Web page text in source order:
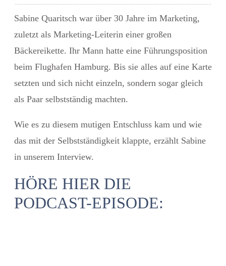
Sabine Quaritsch war über 30 Jahre im Marketing,
zuletzt als Marketing-Leiterin einer großen
Bäckereikette. Ihr Mann hatte eine Führungsposition
beim Flughafen Hamburg. Bis sie alles auf eine Karte
setzten und sich nicht einzeln, sondern sogar gleich
als Paar selbstständig machten.
Wie es zu diesem mutigen Entschluss kam und wie
das mit der Selbstständigkeit klappte, erzählt Sabine
in unserem Interview.
HÖRE HIER DIE
PODCAST-EPISODE: